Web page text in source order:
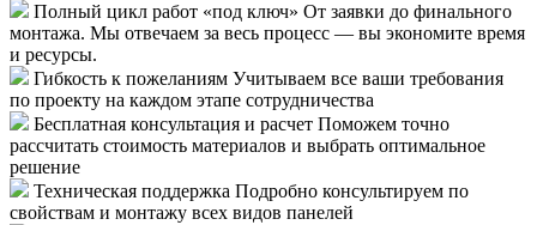
Полный цикл работ «под ключ» От заявки до финального
монтажа. Мы отвечаем за весь процесс — вы экономите время
и ресурсы.
Гибкость к пожеланиям Учитываем все ваши требования
по проекту на каждом этапе сотрудничества
Бесплатная консультация и расчет Поможем точно
рассчитать стоимость материалов и выбрать оптимальное
решение
Техническая поддержка Подробно консультируем по
свойствам и монтажу всех видов панелей